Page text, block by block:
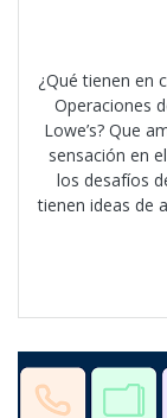
¿Qué tienen en
Operaciones
Lowe’s? Que
sensación en
los desafíos
tienen ideas de